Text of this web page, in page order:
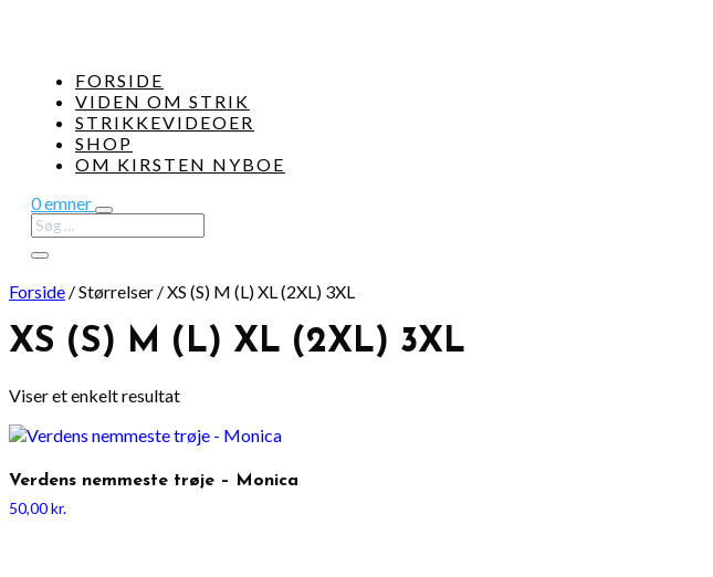
FORSIDE
VIDEN OM STRIK
STRIKKEVIDEOER
SHOP
OM KIRSTEN NYBOE
0 emner
Forside /Størrelser /XS (S) M (L) XL (2XL) 3XL
XS (S) M (L) XL (2XL) 3XL
Viser et enkelt resultat
Verdens nemmeste trøje – Monica
50,00kr.